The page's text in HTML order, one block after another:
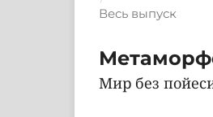
Весь выпуск
Мир без